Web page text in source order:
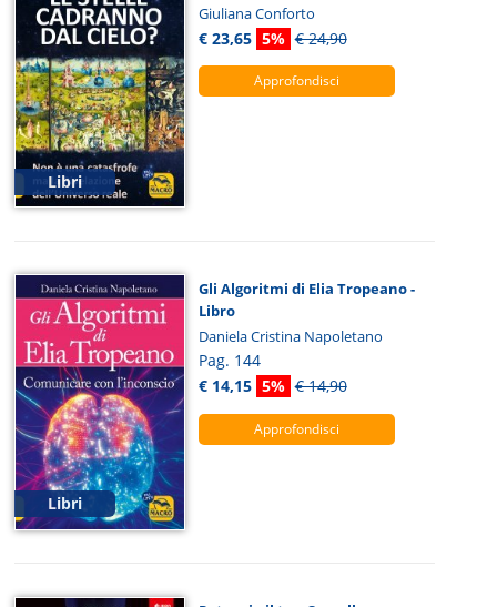
Libri
Giuliana Conforto
€ 23,65 5% € 24,90
Approfondisci
Libri
Gli Algoritmi di Elia Tropeano -
Libro
Daniela Cristina Napoletano
Pag. 144
€ 14,15 5% € 14,90
Approfondisci